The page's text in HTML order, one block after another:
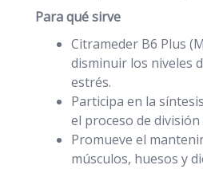
Para qué sirve
Citrameder B6 Plus
disminuir los niveles
estrés.
Participa en la
el proceso de división
Promueve el
músculos, huesos y